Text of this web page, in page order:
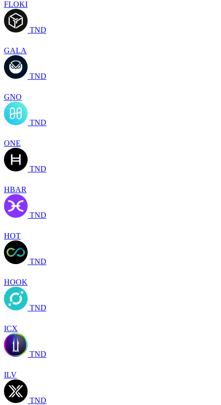
FLOKI
TND
GALA
TND
GNO
TND
ONE
TND
HBAR
TND
HOT
TND
HOOK
TND
ICX
TND
ILV
TND